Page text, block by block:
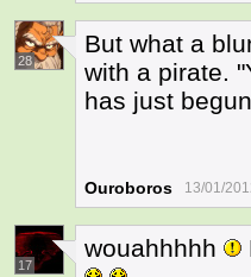
28
But what a
with a pirate.
has just
Ouroboros 13/01/
17
wouahhhhh